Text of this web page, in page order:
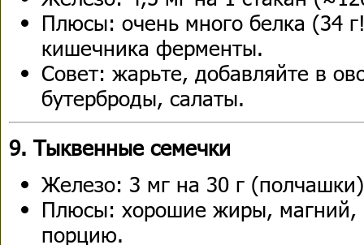
Плюсы: очень много белка (34
кишечника ферменты.
Совет: жарьте, добавляйте в
бутерброды, салаты.
9. Тыквенные семечки
Железо: 3 мг на 30 г (полчашки)
Плюсы: хорошие жиры, магний,
порцию.